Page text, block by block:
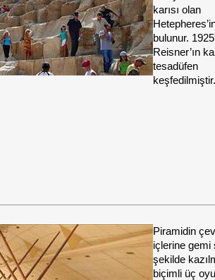
karısı olan
bulunur.
Reisner’ın
tesadüfen
keşfedilmiştir.
Piramidin
içlerine gemi
şekilde
biçimli üç